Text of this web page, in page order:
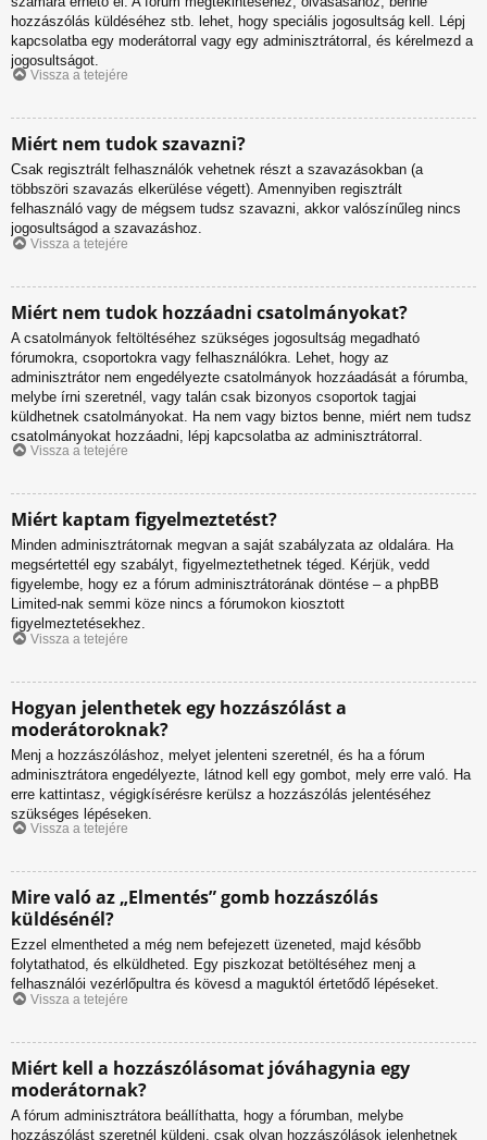
hozzászólás küldéséhez stb. lehet, hogy speciális jogosultság kell. Lépj
kapcsolatba egy moderátorral vagy egy adminisztrátorral, és kérelmezd a
jogosultságot.
Vissza a tetejére
Miért nem tudok szavazni?
Csak regisztrált felhasználók vehetnek részt a szavazásokban (a
többszöri szavazás elkerülése végett). Amennyiben regisztrált
felhasználó vagy de mégsem tudsz szavazni, akkor valószínűleg nincs
jogosultságod a szavazáshoz.
Vissza a tetejére
Miért nem tudok hozzáadni csatolmányokat?
A csatolmányok feltöltéséhez szükséges jogosultság megadható
fórumokra, csoportokra vagy felhasználókra. Lehet, hogy az
adminisztrátor nem engedélyezte csatolmányok hozzáadását a fórumba,
melybe írni szeretnél, vagy talán csak bizonyos csoportok tagjai
küldhetnek csatolmányokat. Ha nem vagy biztos benne, miért nem tudsz
csatolmányokat hozzáadni, lépj kapcsolatba az adminisztrátorral.
Vissza a tetejére
Miért kaptam figyelmeztetést?
Minden adminisztrátornak megvan a saját szabályzata az oldalára. Ha
megsértettél egy szabályt, figyelmeztethetnek téged. Kérjük, vedd
figyelembe, hogy ez a fórum adminisztrátorának döntése – a phpBB
Limited-nak semmi köze nincs a fórumokon kiosztott
figyelmeztetésekhez.
Vissza a tetejére
Hogyan jelenthetek egy hozzászólást a
moderátoroknak?
Menj a hozzászóláshoz, melyet jelenteni szeretnél, és ha a fórum
adminisztrátora engedélyezte, látnod kell egy gombot, mely erre való. Ha
erre kattintasz, végigkísérésre kerülsz a hozzászólás jelentéséhez
szükséges lépéseken.
Vissza a tetejére
Mire való az „Elmentés” gomb hozzászólás
küldésénél?
Ezzel elmentheted a még nem befejezett üzeneted, majd később
folytathatod, és elküldheted. Egy piszkozat betöltéséhez menj a
felhasználói vezérlőpultra és kövesd a maguktól értetődő lépéseket.
Vissza a tetejére
Miért kell a hozzászólásomat jóváhagynia egy
moderátornak?
A fórum adminisztrátora beállíthatta, hogy a fórumban, melybe
hozzászólást szeretnél küldeni, csak olyan hozzászólások jelenhetnek